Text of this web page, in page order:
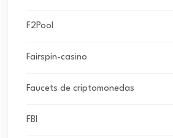
F2Pool
Fairspin-casino
Faucets de criptomonedas
FBI